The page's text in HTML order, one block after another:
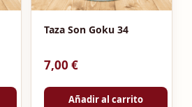
Taza Son Goku 34
7,00 €
Añadir al carrito